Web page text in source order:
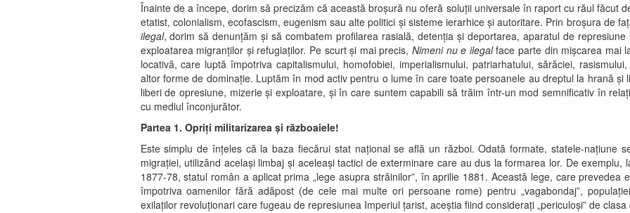
Înainte de a începe, dorim să precizăm că această broșură nu oferă soluții universale în raport cu răul făcut
etatist, colonialism, ecofascism, eugenism sau alte politici și sisteme ierarhice și autoritare. Prin broșura de
ilegal, dorim să denunțăm și să combatem profilarea rasială, detenția și deportarea, aparatul de
exploatarea migranților și refugiaților. Pe scurt și mai precis, Nimeni nu e ilegalface parte din mișcarea mai
locativă, care luptă împotriva capitalismului, homofobiei, imperialismului, patriarhatului, sărăciei,
altor forme de dominație. Luptăm în mod activ pentru o lume în care toate persoanele au dreptul la hrană și
liberi de opresiune, mizerie și exploatare, și în care suntem capabili să trăim într-un mod semnificativ în
cu mediul înconjurător.
Partea 1. Opriți militarizarea și războaiele!
Este simplu de înțeles că la baza fiecărui stat național se află un război. Odată formate, statele-națiune
migrației, utilizând același limbaj și aceleași tactici de exterminare care au dus la formarea lor. De
1877-78, statul român a aplicat prima „lege asupra străinilor”, în aprilie 1881. Această lege, care prevedea
împotriva oamenilor fără adăpost (de cele mai multe ori persoane rome) pentru „vagabondaj”,
exilaților revoluționari care fugeau de represiunea Imperiul țarist, aceștia fiind considerați „periculoși” de